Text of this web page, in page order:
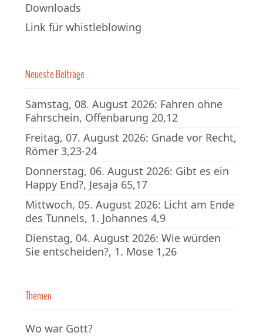
Downloads
Link für whistleblowing
Neueste Beiträge
Samstag, 08. August 2026: Fahren ohne
Fahrschein, Offenbarung 20,12
Freitag, 07. August 2026: Gnade vor Recht,
Römer 3,23-24
Donnerstag, 06. August 2026: Gibt es ein
Happy End?, Jesaja 65,17
Mittwoch, 05. August 2026: Licht am Ende
des Tunnels, 1. Johannes 4,9
Dienstag, 04. August 2026: Wie würden
Sie entscheiden?, 1. Mose 1,26
Themen
Wo war Gott?